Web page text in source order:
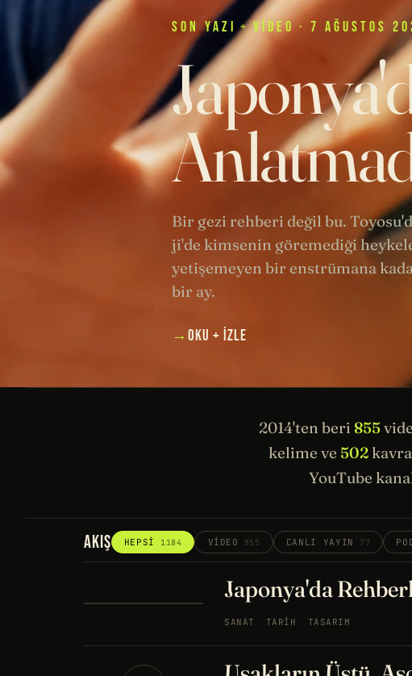
SONYAZI + VIDEO· 7 AĞUSTOS
Bir gezi rehberi değil bu.
ji'de kimsenin göremediği
yetişemeyen bir enstrümana
bir ay.
→ OKU + İZLE
2014'ten beri 855
kelime ve 502
YouTube
AKIŞ HEPSI 1184 VIDEO 855 CANLI YAYIN 77
Japonya'da
SANAT TARIH TASARIM